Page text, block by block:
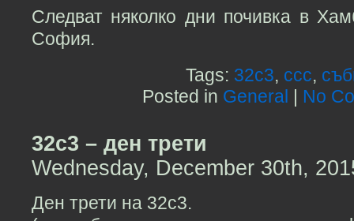
Следват няколко дни почивка в
София.
Tags: 32c3, ccc,
Posted in General No
32c3 – ден трети
Wednesday, December 30th,
Ден трети на 32c3.